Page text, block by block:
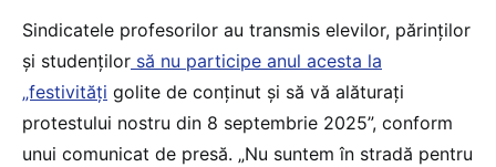
Sindicatele profesorilor au transmis elevilor, părinților
și studenților să nu participe anul acesta la
„festivități golite de conținut și să vă alăturați
protestului nostru din 8 septembrie 2025”, conform
unui comunicat de presă. „Nu suntem în stradă pentru